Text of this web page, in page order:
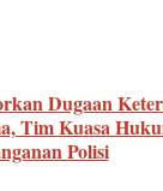
Dugaan
Tim Kuasa
Polisi